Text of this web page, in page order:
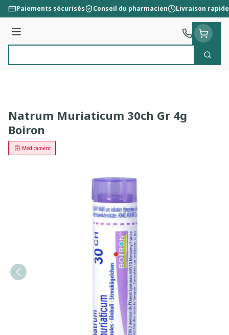
Aller au contenu
Paiements sécurisés Conseil du pharmacien Livraison rapide
Menu
Natrum Muriaticum 30ch Gr 4g
Boiron
Médicament